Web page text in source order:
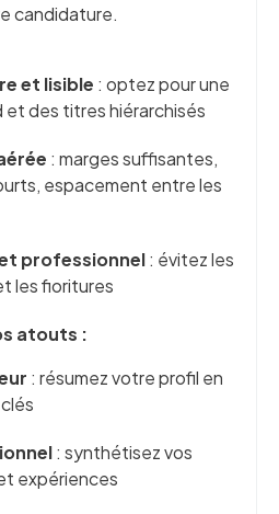
candidature.
et lisible : optez pour une
des titres hiérarchisés
: marges suffisantes,
espacement entre les
professionnel: évitez les
les fioritures
atouts :
: résumez votre profil en
: synthétisez vos
expériences